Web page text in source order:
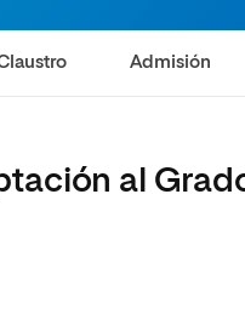
para
Admisión
al